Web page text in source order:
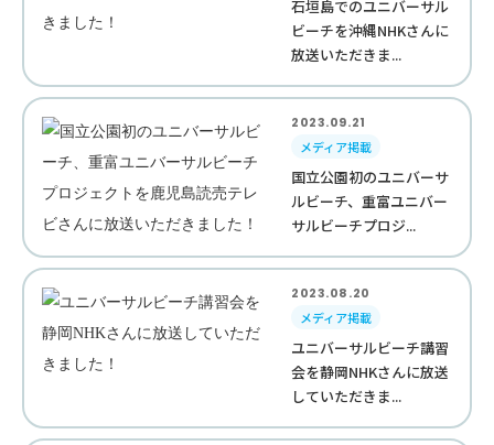
石垣島でのユニバーサル
ビーチを沖縄NHKさんに
放送いただきま...
2023.09.21
メディア掲載
国立公園初のユニバーサ
ルビーチ、重富ユニバー
サルビーチプロジ...
2023.08.20
メディア掲載
ユニバーサルビーチ講習
会を静岡NHKさんに放送
していただきま...